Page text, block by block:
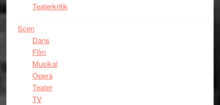
Teaterkritik
Scen
Dans
Film
Musikal
Opera
Teater
TV